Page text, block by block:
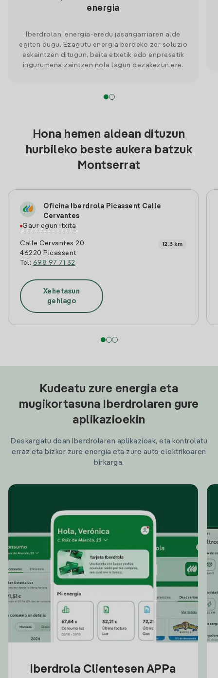
energia
Iberdrolan, energia-eredu jasangarriaren alde
egiten dugu. Ezagutu energia berdeko zer soluzio
eskaintzen ditugun, baita etxetik edo enpresatik
ingurumena zaintzen nola lagun dezakezun ere.
Hona hemen aldean dituzun
hurbileko beste aukera batzuk
Montserrat
Oficina Iberdrola Picassent Calle
Cervantes
Gaur egun itxita
Calle Cervantes 20
46220 Picassent
Tel: 698 97 71 32
12.3 km
Xehetasun
gehiago
Kudeatu zure energia eta
mugikortasuna Iberdrolaren gure
aplikazioekin
Deskargatu doan Iberdrolaren aplikazioak, eta kontrolatu
erraz eta bizkor zure energia eta zure auto elektrikoaren
birkarga.
Iberdrola Clientesen APPa